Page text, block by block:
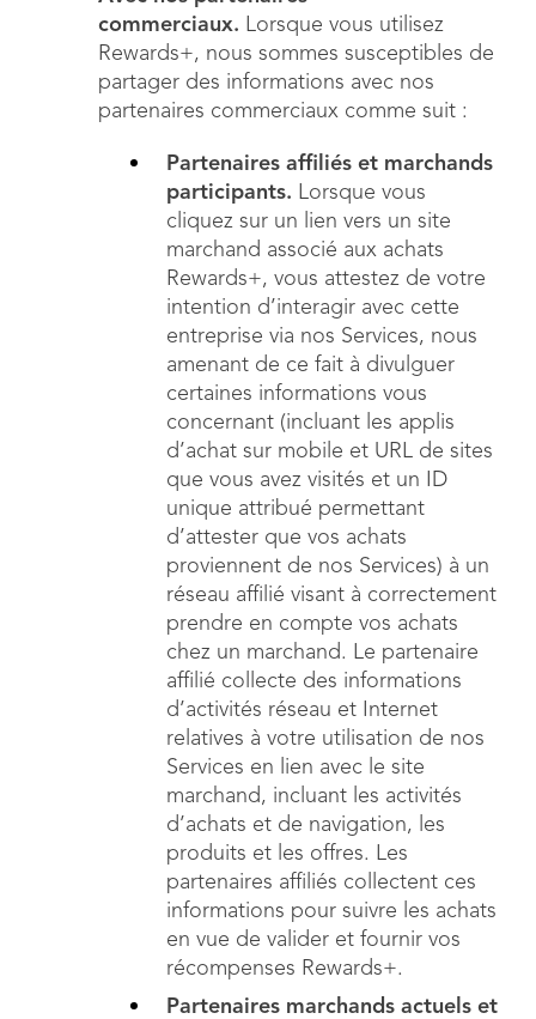
commerciaux. Lorsque vous utilisez
Rewards+, nous sommes susceptibles de
partager des informations avec nos
partenaires commerciaux comme suit :
Partenaires affiliés et marchands
participants. Lorsque vous
cliquez sur un lien vers un site
marchand associé aux achats
Rewards+, vous attestez de votre
intention d’interagir avec cette
entreprise via nos Services, nous
amenant de ce fait à divulguer
certaines informations vous
concernant (incluant les applis
d’achat sur mobile et URL de sites
que vous avez visités et un ID
unique attribué permettant
d’attester que vos achats
proviennent de nos Services) à un
réseau affilié visant à correctement
prendre en compte vos achats
chez un marchand. Le partenaire
affilié collecte des informations
d’activités réseau et Internet
relatives à votre utilisation de nos
Services en lien avec le site
marchand, incluant les activités
d’achats et de navigation, les
produits et les offres. Les
partenaires affiliés collectent ces
informations pour suivre les achats
en vue de valider et fournir vos
récompenses Rewards+.
Partenaires marchands actuels et